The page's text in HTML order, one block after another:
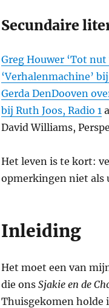
Secundaire
Greg Houwer ‘Tot nut
‘Verhalenmachine’
Gerda DenDooven
bij Ruth Joos, Radio 1
David Williams,
Het leven is te kort:
opmerkingen niet als
Inleiding
Het moet een van
die ons Sjakie en de
Thuisgekomen holde